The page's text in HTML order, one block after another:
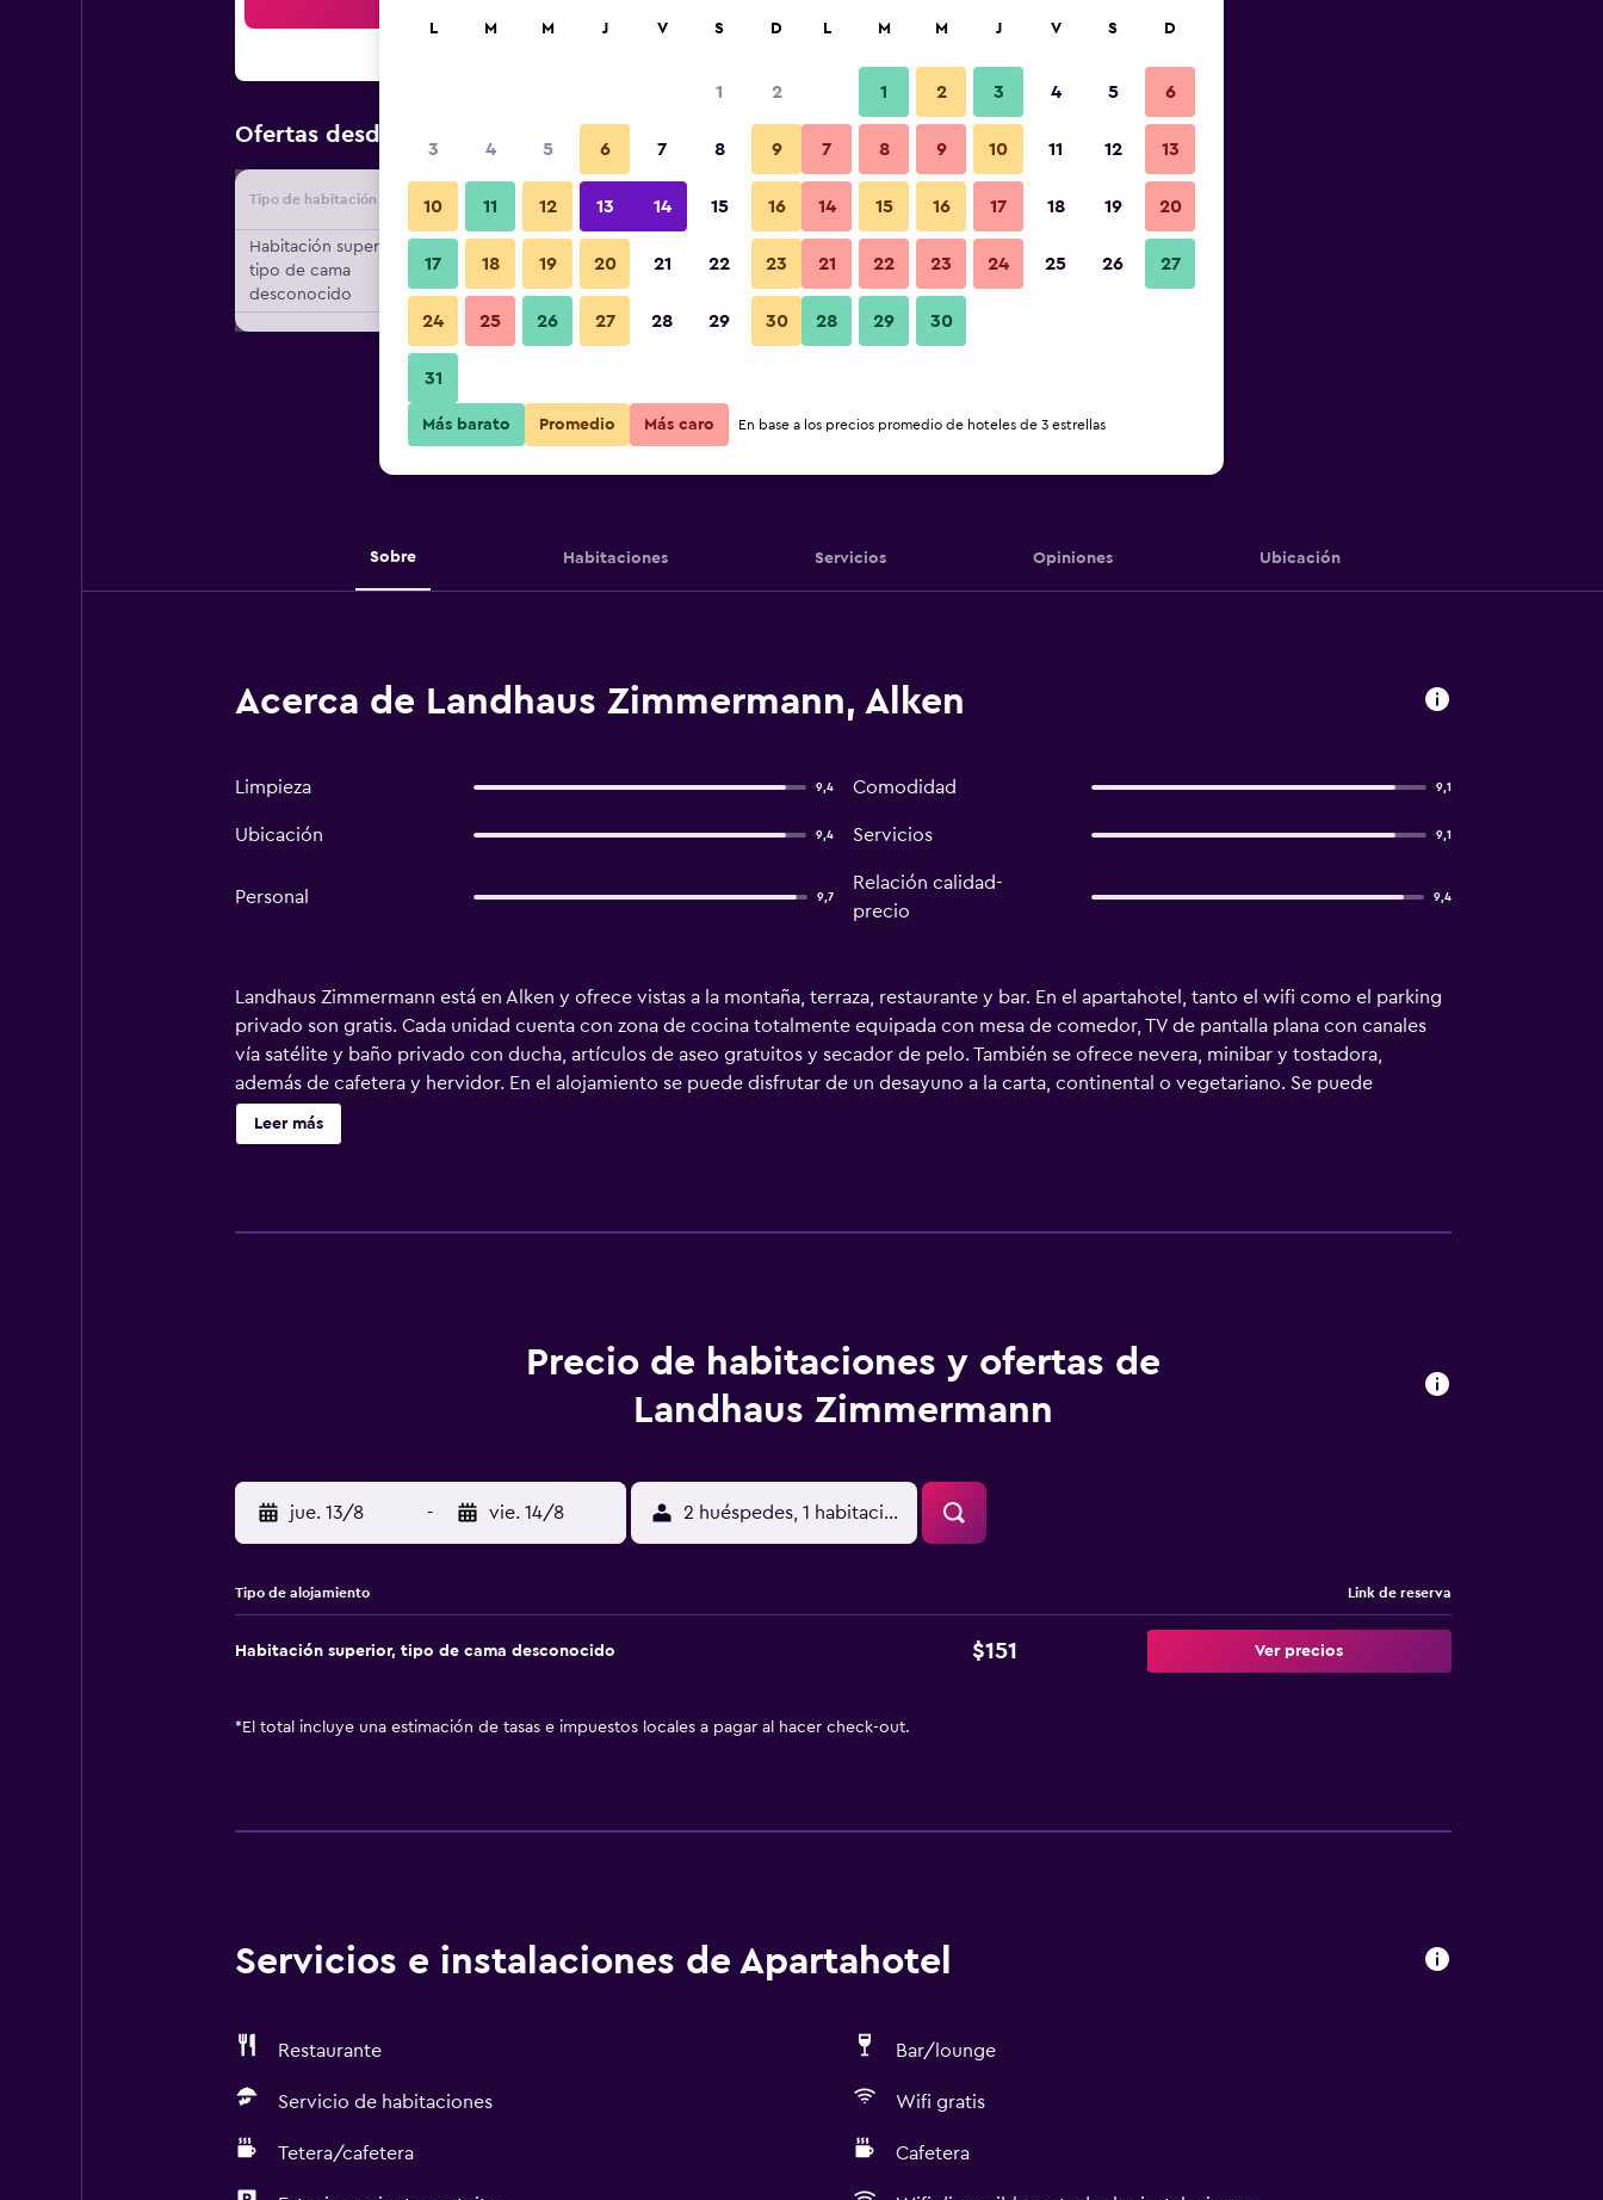
Ofertas desde Oferta más barata de precio por noche
Tipo de habitación Proveedor Total noche
Habitación superior,
tipo de cama
desconocido
$151 Ver oferta
Sobre Habitaciones Servicios Opiniones Ubicación
Acerca de Landhaus Zimmermann, Alken
Limpieza 9,4 Comodidad 9,1
Ubicación 9,4 Servicios 9,1
Personal 9,7
Relación calidad-
precio
9,4
Landhaus Zimmermann está en Alken y ofrece vistas a la montaña, terraza, restaurante y bar. En el apartahotel, tanto el wifi como el parking
privado son gratis. Cada unidad cuenta con zona de cocina totalmente equipada con mesa de comedor, TV de pantalla plana con canales
vía satélite y baño privado con ducha, artículos de aseo gratuitos y secador de pelo. También se ofrece nevera, minibar y tostadora,
además de cafetera y hervidor. En el alojamiento se puede disfrutar de un desayuno a la carta, continental o vegetariano. Se puede
practicar senderismo y ciclismo en los alrededores. Castillo Elz está a 16 km del alojamiento, y Löhr-Center está a 22 km. El aeropuerto
(Aeropuerto de Frankfurt - Hahn) está a 57 km.
Leer más
Precio de habitaciones y ofertas de
Landhaus Zimmermann
jue. 13/8 - vie. 14/8 2 huéspedes, 1 habitación
Tipo de alojamiento Link de reserva
Habitación superior, tipo de cama desconocido $151 Ver precios
* El total incluye una estimación de tasas e impuestos locales a pagar al hacer check-out.
Servicios e instalaciones de Apartahotel
Restaurante Bar/lounge
Servicio de habitaciones Wifi gratis
Tetera/cafetera Cafetera
L M M J V S D
1 2
3 4 5 6 7 8 9
10 11 12 13 14 15 16
17 18 19 20 21 22 23
24 25 26 27 28 29 30
31
L M M J V S D
1 2 3 4 5 6
7 8 9 10 11 12 13
14 15 16 17 18 19 20
21 22 23 24 25 26 27
28 29 30
Más barato Promedio Más caro En base a los precios promedio de hoteles de 3 estrellas